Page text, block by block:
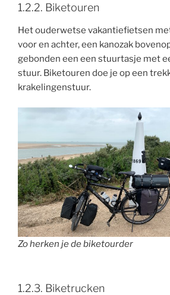
1.2.2. Biketouren
Het ouderwetse vakantiefietsen
voor en achter, een kanozak
gebonden een een stuurtasje met
stuur. Biketouren doe je op een
krakelingenstuur.
Zo herken je de biketourder
1.2.3. Biketrucken